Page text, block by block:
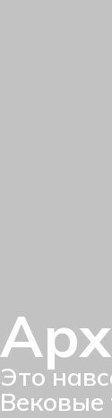
Это